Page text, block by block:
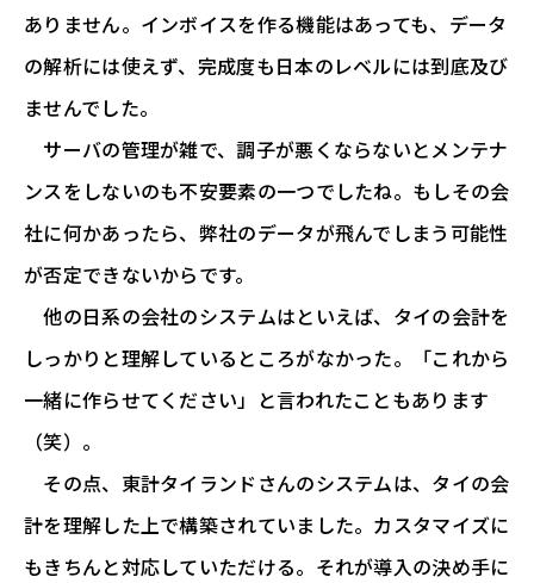
ありません。インボイスを作る機能はあっても、データ
の解析には使えず、完成度も日本のレベルには到底及び
ませんでした。
サーバの管理が雑で、調子が悪くならないとメンテナ
ンスをしないのも不安要素の一つでしたね。もしその会
社に何かあったら、弊社のデータが飛んでしまう可能性
が否定できないからです。
他の日系の会社のシステムはといえば、タイの会計を
しっかりと理解しているところがなかった。「これから
一緒に作らせてください」と言われたこともあります
（笑）。
その点、東計タイランドさんのシステムは、タイの会
計を理解した上で構築されていました。カスタマイズに
もきちんと対応していただける。それが導入の決め手に